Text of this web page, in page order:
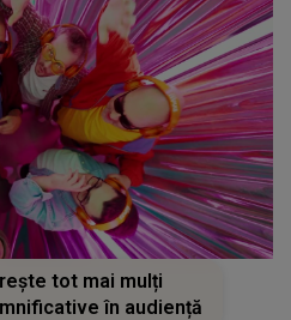
tot mai mulți
în audiență